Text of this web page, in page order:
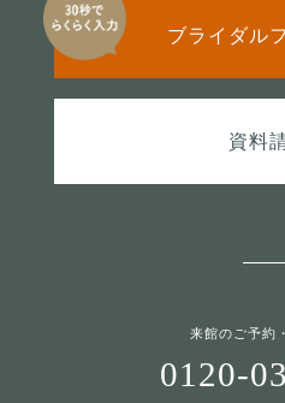
ブライダル
資料
来館のご予約
0120-